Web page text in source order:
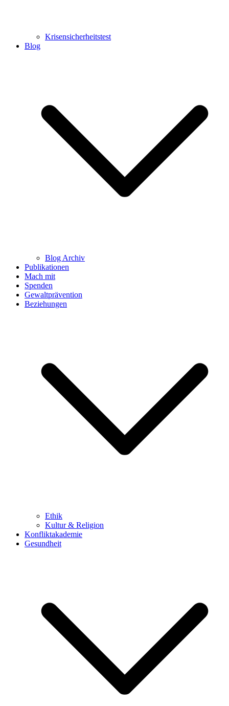
Krisensicherheitstest
Blog
Blog Archiv
Publikationen
Mach mit
Spenden
Gewaltprävention
Beziehungen
Ethik
Kultur & Religion
Konfliktakademie
Gesundheit